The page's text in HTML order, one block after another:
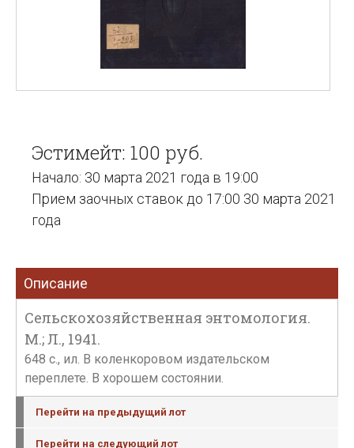
Эстимейт: 100 руб.
Начало: 30 марта 2021 года в 19:00
Прием заочных ставок до 17:00 30 марта 2021
года
Описание
Сельскохозяйственная энтомология.
М.; Л., 1941.
648 с., ил. В коленкоровом издательском
переплете. В хорошем состоянии.
Перейти на предыдущий лот
Перейти на следующий лот